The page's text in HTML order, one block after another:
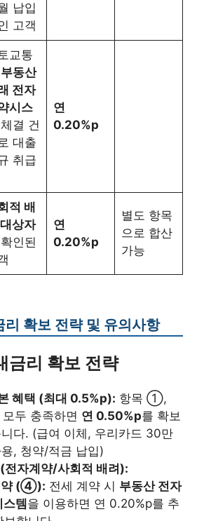
납입
고객
교통
부동산
전자
시스
체결 건
대출
취급
연
0.20%p
적 배
상자
인된
연
0.20%p
별도 항목
으로 합산
가능
리 확보 전략 및 유의사항
금리 확보 전략
혜택 (최대 0.5%p): 항목 ①,
충족하면 연 0.50%p를 확보
다. (급여 이체, 우리카드 30만
, 청약/적금 납입)
전자계약/사회적 배려):
약 (④): 전세 계약 시 부동산 전자
스템을 이용하면 연 0.20%p를 추